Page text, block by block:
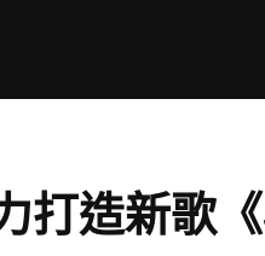
打造新歌